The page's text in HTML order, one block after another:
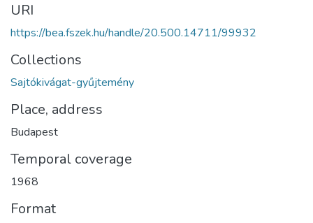
URI
https://bea.fszek.hu/handle/20.500.14711/99932
Collections
Sajtókivágat-gyűjtemény
Place, address
Budapest
Temporal coverage
1968
Format